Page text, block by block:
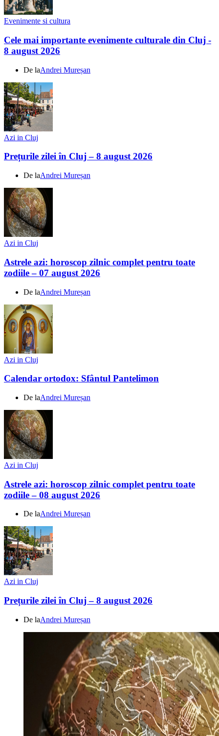
Evenimente si cultura
Cele mai importante evenimente culturale din Cluj -
8 august 2026
De laAndrei Mureșan
Azi in Cluj
Prețurile zilei în Cluj – 8 august 2026
De laAndrei Mureșan
Azi in Cluj
Astrele azi: horoscop zilnic complet pentru toate
zodiile – 07 august 2026
De laAndrei Mureșan
Azi in Cluj
Calendar ortodox: Sfântul Pantelimon
De laAndrei Mureșan
Azi in Cluj
Astrele azi: horoscop zilnic complet pentru toate
zodiile – 08 august 2026
De laAndrei Mureșan
Azi in Cluj
Prețurile zilei în Cluj – 8 august 2026
De laAndrei Mureșan